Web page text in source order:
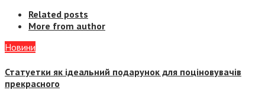
Related posts
More from author
Новини
Статуетки як ідеальний подарунок для поціновувачів
прекрасного